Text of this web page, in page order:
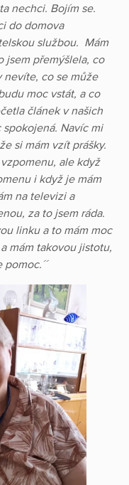
nechci. Bojím se.
do domova
službou. Mám
jsem přemýšlela, co
nevíte, co se může
moc vstát, a co
článek v našich
Navíc mi
si mám vzít prášky.
ale když
i když je mám
na televizi a
za to jsem ráda.
linku a to mám moc
mám takovou jistotu,